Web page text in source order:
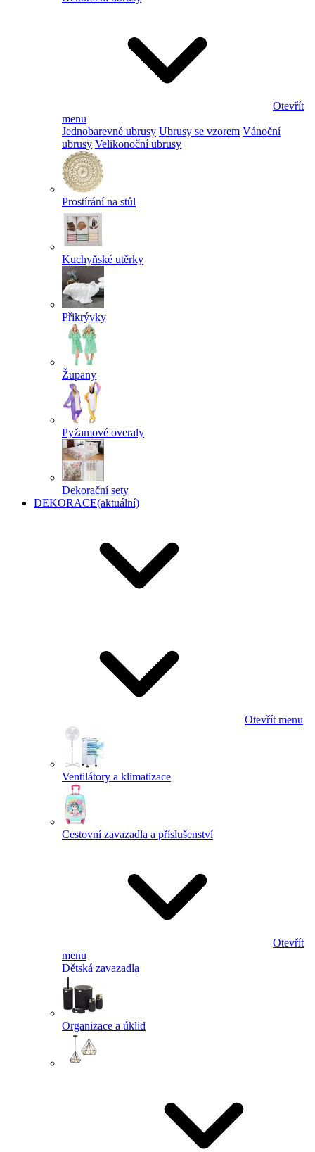
Otevřít
menu
Jednobarevné ubrusy Ubrusy se vzorem Vánoční
ubrusy Velikonoční ubrusy
Prostírání na stůl
Kuchyňské utěrky
Přikrývky
Župany
Pyžamové overaly
Dekorační sety
DEKORACE(aktuální)
Otevřít menu
Ventilátory a klimatizace
Cestovní zavazadla a příslušenství
Otevřít
menu
Dětská zavazadla
Organizace a úklid